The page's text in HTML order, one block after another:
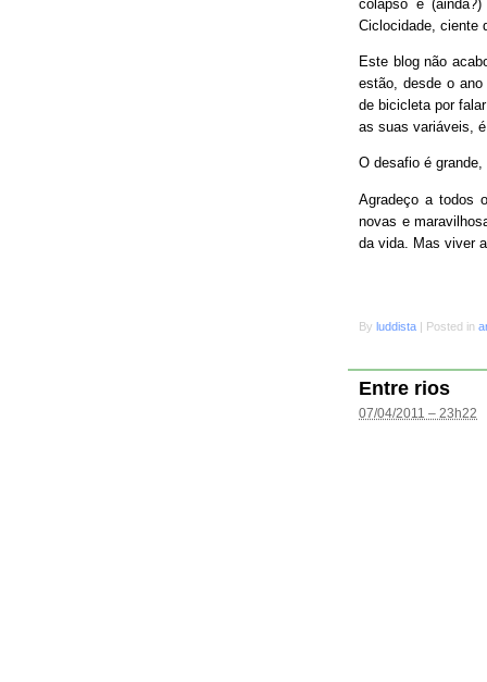
colapso e
Ciclocidade, ciente
Este blog não
estão, desde o ano
de bicicleta por
as suas variáveis,
O desafio é
Agradeço a todos
novas e
da vida. Mas viver
By luddista | Posted in
Entre rios
07/04/2011 – 23h22